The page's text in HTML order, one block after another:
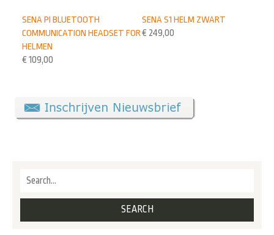
SENA S1 HELM ZWART
€ 249,00
SENA PI BLUETOOTH
COMMUNICATION HEADSET FOR
HELMEN
€ 109,00